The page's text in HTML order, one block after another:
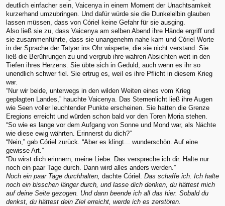
deutlich einfacher sein, Vaicenya in einem Moment der Unachtsamkeit
kurzerhand umzubringen. Und dafür würde sie die Dunkelelbin glauben
lassen müssen, dass von Córiel keine Gefahr für sie ausging.
Also ließ sie zu, dass Vaicenya am selben Abend ihre Hände ergriff und
sie zusammenführte, dass sie unangenehm nahe kam und Córiel Worte
in der Sprache der Tatyar ins Ohr wisperte, die sie nicht verstand. Sie
ließ die Berührungen zu und vergrub ihre wahren Absichten weit in den
Tiefen ihres Herzens. Sie übte sich in Geduld, auch wenn es ihr so
unendlich schwer fiel. Sie ertrug es, weil es ihre Pflicht in diesem Krieg
war.
“Nur wir beide, unterwegs in den wilden Weiten eines vom Krieg
geplagten Landes,” hauchte Vaicenya. Das Sternenlicht ließ ihre Augen
wie Seen voller leuchtender Punkte erscheinen. Sie hatten die Grenze
Eregions erreicht und würden schon bald vor den Toren Moria stehen.
“So wie es lange vor dem Aufgang von Sonne und Mond war, als Nächte
wie diese ewig währten. Erinnerst du dich?”
“Nein,” gab Córiel zurück. “Aber es klingt... wunderschön. Auf eine
gewisse Art.”
“Du wirst dich erinnern, meine Liebe. Das verspreche ich dir. Halte nur
noch ein paar Tage durch. Dann wird alles anders werden.”
Noch ein paar Tage durchhalten, dachte Córiel. Das schaffe ich. Ich halte
noch ein bisschen länger durch, und lasse dich denken, du hättest mich
auf deine Seite gezogen. Und dann beende ich all das hier. Sobald du
denkst, du hättest dein Ziel erreicht, werde ich es zerstören.